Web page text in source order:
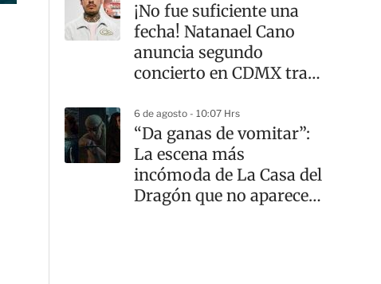
¡No fue suficiente una
fecha! Natanael Cano
anuncia segundo
concierto en CDMX tras
6 de agosto - 10:07 Hrs
“Da ganas de vomitar”:
La escena más
incómoda de La Casa del
Dragón que no aparece